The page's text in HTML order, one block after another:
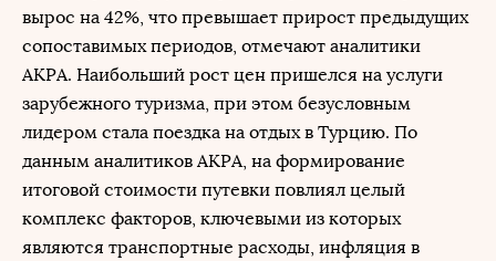
вырос на 42%, что превышает прирост предыдущих
сопоставимых периодов, отмечают аналитики
АКРА. Наибольший рост цен пришелся на услуги
зарубежного туризма, при этом безусловным
лидером стала поездка на отдых в Турцию. По
данным аналитиков АКРА, на формирование
итоговой стоимости путевки повлиял целый
комплекс факторов, ключевыми из которых
являются транспортные расходы, инфляция в